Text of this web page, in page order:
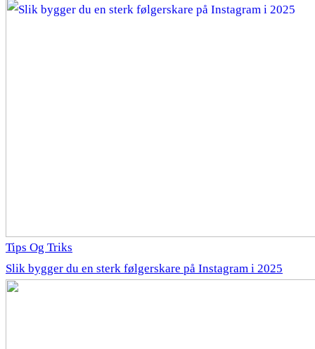
Tips Og Triks
Slik bygger du en sterk følgerskare på Instagram i 2025